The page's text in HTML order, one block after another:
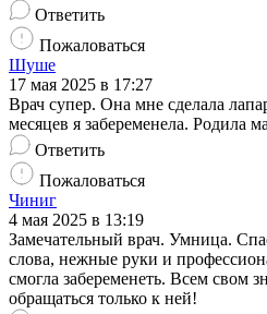
Ответить
Пожаловаться
Шуше
17 мая 2025 в 17:27
Врач супер. Она мне сделала
месяцев я забеременела. Родила
Ответить
Пожаловаться
Чиниг
4 мая 2025 в 13:19
Замечательный врач. Умница.
слова, нежные руки и
смогла забеременеть. Всем свом
обращаться только к ней!